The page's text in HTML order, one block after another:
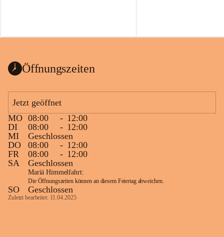
können ab 1. September wieder heimische
Vielfalt in Gärten bringen und zugleich
Wie wichtig Hecken sind zeigt das
österreichweite Forschungsprojekt
„Heckenleben“ des Vereins Regionale
Gehölzvermehrung. Die Untersuchungen
machen deutlich, dass Bestäuber auf ein
möglichst durchgehendes
Nahrungsangebot angewiesen sind.
Heimische Hecken können
Versorgungslücken schließen, weil
unterschiedliche Gehölzarten zu
Öffnungszeiten
Jetzt geöffnet
MO 08:00 - 12:00
DI
08:00 - 12:00
MI
Geschlossen
DO
08:00 - 12:00
FR
08:00 - 12:00
SA
Geschlossen
Mariä Himmelfahrt:
Die Öffnungszeiten können an diesem Feiertag abweichen.
SO Geschlossen
Zuletzt bearbeitet: 11.04.2025